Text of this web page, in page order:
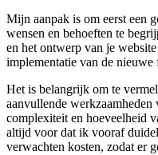
Mijn aanpak is om eerst een
wensen en behoeften te
en het ontwerp van je
implementatie van de
Het is belangrijk om te
aanvullende
complexiteit en hoeveelheid
altijd voor dat ik vooraf
verwachten kosten, zodat er